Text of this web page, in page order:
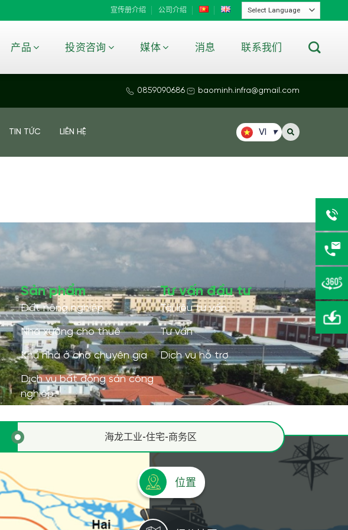
宣传册介绍 公司介绍
产品 投资咨询 媒体 消息 联系我们
海龙工业-住宅-商务区
位置